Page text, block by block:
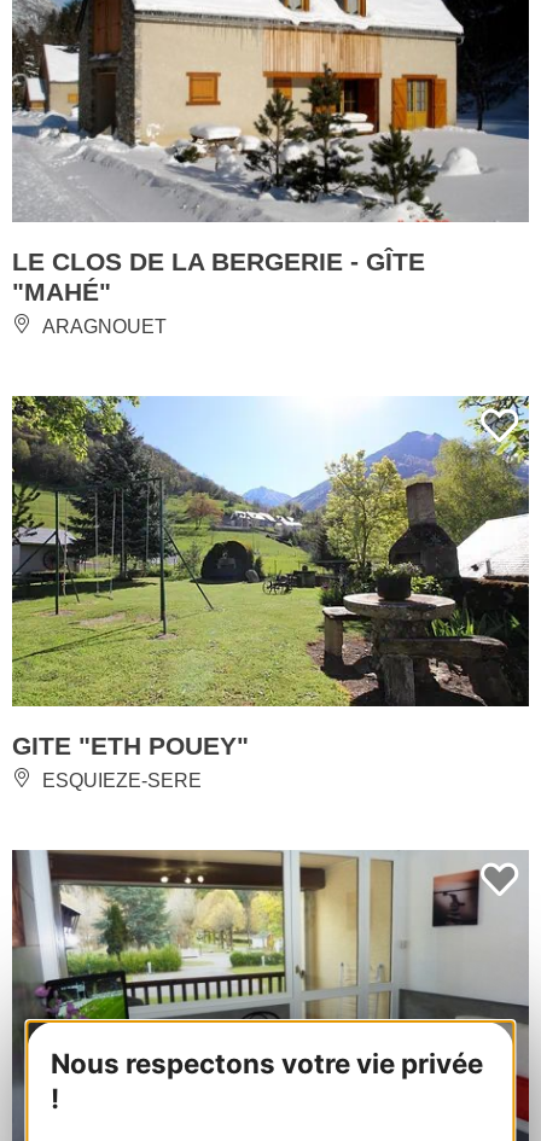
Nous respectons votre vie privée
!
LE CLOS DE LA BERGERIE - GÎTE
"MAHÉ"
ARAGNOUET
GITE "ETH POUEY"
ESQUIEZE-SERE